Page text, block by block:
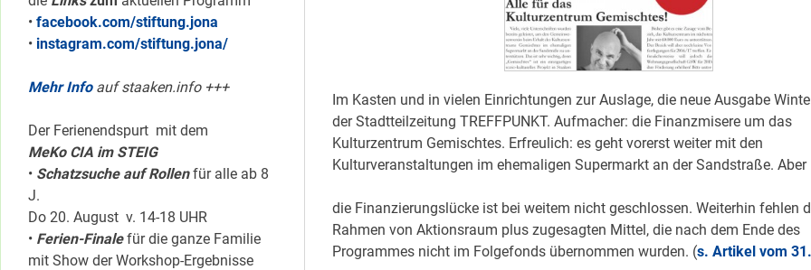
Im Kasten und in vielen Einrichtungen zur Auslage, die neue Ausgabe
der Stadtteilzeitung TREFFPUNKT. Aufmacher: die Finanzmisere um das
Kulturzentrum Gemischtes. Erfreulich: es geht vorerst weiter mit den
Kulturveranstaltungen im ehemaligen Supermarkt an der Sandstraße. Aber
die Finanzierungslücke ist bei weitem nicht geschlossen. Weiterhin fehlen
Rahmen von Aktionsraum plus zugesagten Mittel, die nach dem Ende des
Programmes nicht im Folgefonds übernommen wurden. (s. Artikel vom
• facebook.com/stiftung.jona
• instagram.com/stiftung.jona/
Mehr Infoauf staaken.info +++
Der Ferienendspurt mit dem
MeKo CIA im STEIG
• Schatzsuche auf Rollenfür alle ab 8
J.
Do 20. August v. 14-18 UHR
• Ferien-Finalefür die ganze Familie
mit Show der Workshop-Ergebnisse